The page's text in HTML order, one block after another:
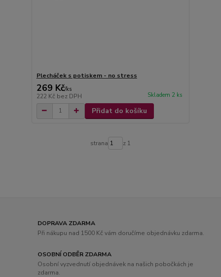
Plecháček s potiskem - no stress
269 Kč/ks
222 Kč bez DPH Skladem 2 ks
Přidat do košíku
strana z 1
DOPRAVA ZDARMA
Při nákupu nad 1500 Kč vám doručíme objednávku zdarma.
OSOBNÍ ODBĚR ZDARMA
Osobní vyzvednutí objednávek na našich pobočkách je
zdarma.